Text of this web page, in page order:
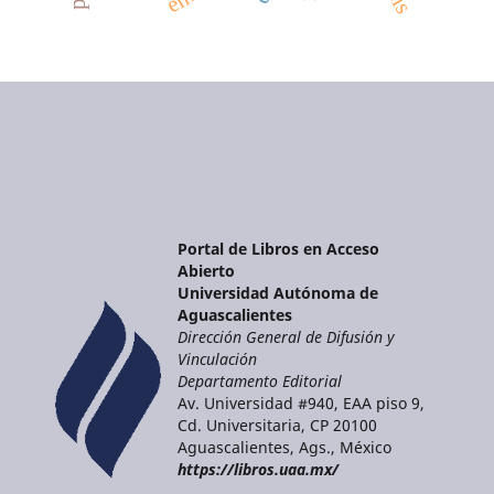
Portal de Libros en Acceso
Abierto
Universidad Autónoma de
Aguascalientes
Dirección General de Difusión y
Vinculación
Departamento Editorial
Av. Universidad #940, EAA piso 9,
Cd. Universitaria, CP 20100
Aguascalientes, Ags., México
https://libros.uaa.mx/